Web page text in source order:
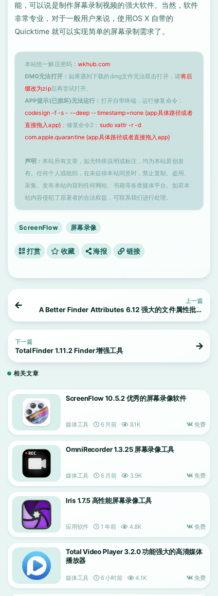
能，可以说是制作屏幕录制视频的强大软件。当然，软件
非常专业，对于一般用户来说，使用OS X 自带的
Quicktime 就可以实现简单的屏幕录制需求了。
本站统一解压密码： wkhub.com
DMG无法打开： 如果遇到下载的dmg文件无法双击打开，请将后
缀改为zip后再尝试打开。
APP提示(已损坏)无法运行： 打开自带终端，运行修复命令：
codesign -f -s - --deep --timestamp=none {app具体路径或者
直接拖入app}；修复命令2： sudo xattr -r -d
com.apple.quarantine {app具体路径或者直接拖入app}
声明：本站所有文章，如无特殊说明或标注，均为本站原创发
布。任何个人或组织，在未征得本站同意时，禁止复制、盗用、
采集、发布本站内容到任何网站、书籍等各类媒体平台。如若本
站内容侵犯了原著者的合法权益，可联系我们进行处理。
ScreenFlow 屏幕录像
打赏 收藏 海报 链接
上一篇
A Better Finder Attributes 6.12 强大的文件属性批量
下一篇
TotalFinder 1.11.2 Finder增强工具
相关文章
ScreenFlow 10.5.2 优秀的屏幕录像软件
媒体工具 6 月前 8.1K 免费
OmniRecorder 1.3.25 屏幕录像工具
媒体工具 6 月前 3.9K 免费
Iris 1.7.5 高性能屏幕录像工具
应用软件 1 年前 4.8K 免费
Total Video Player 3.2.0 功能强大的高清媒体
播放器
媒体工具 6 小时前 4.1K 免费